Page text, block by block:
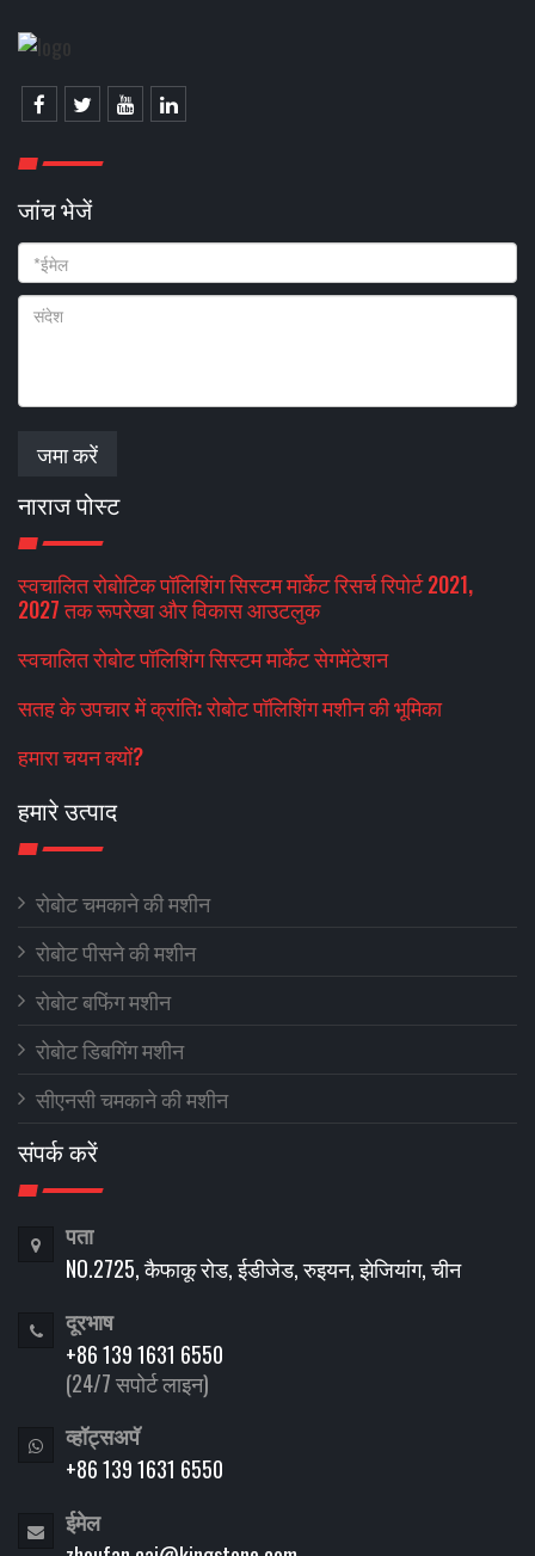
जांच भेजें
जमा करें
नाराज पोस्ट
स्वचालित रोबोटिक पॉलिशिंग सिस्टम मार्केट रिसर्च रिपोर्ट 2021,
2027 तक रूपरेखा और विकास आउटलुक
स्वचालित रोबोट पॉलिशिंग सिस्टम मार्केट सेगमेंटेशन
सतह के उपचार में क्रांति: रोबोट पॉलिशिंग मशीन की भूमिका
हमारा चयन क्यों?
हमारे उत्पाद
रोबोट चमकाने की मशीन
रोबोट पीसने की मशीन
रोबोट बफिंग मशीन
रोबोट डिबगिंग मशीन
सीएनसी चमकाने की मशीन
संपर्क करें
पता
NO.2725, कैफाकू रोड, ईडीजेड, रुइयन, झेजियांग, चीन
दूरभाष
+86 139 1631 6550
(24/7 सपोर्ट लाइन)
व्हॉट्सअपॅ
+86 139 1631 6550
ईमेल